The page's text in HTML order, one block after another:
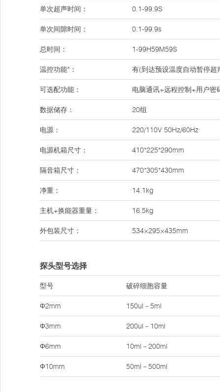
单次超声时间： 0.1-99.9S
单次间隙时间： 0.1-99.9s
总时间： 1-99H59M59S
温控功能*： 有(到达预设温度自动暂停超
可选配功能： 电脑通讯+远程控制+用户
数据储存： 20组
电源： 220/110V 50Hz/60Hz
电源机箱尺寸： 410*225*290mm
隔音箱尺寸： 470*305*430mm
净重： 14.1kg
主机+换能器重量： 16.5kg
外包装尺寸： 534×295×435mm
探头型号选择
型号 破碎细胞容量
Φ2mm 150ul－5ml
Φ3mm 200ul－10ml
Φ6mm 10ml－200ml
Φ10mm 50ml－500ml